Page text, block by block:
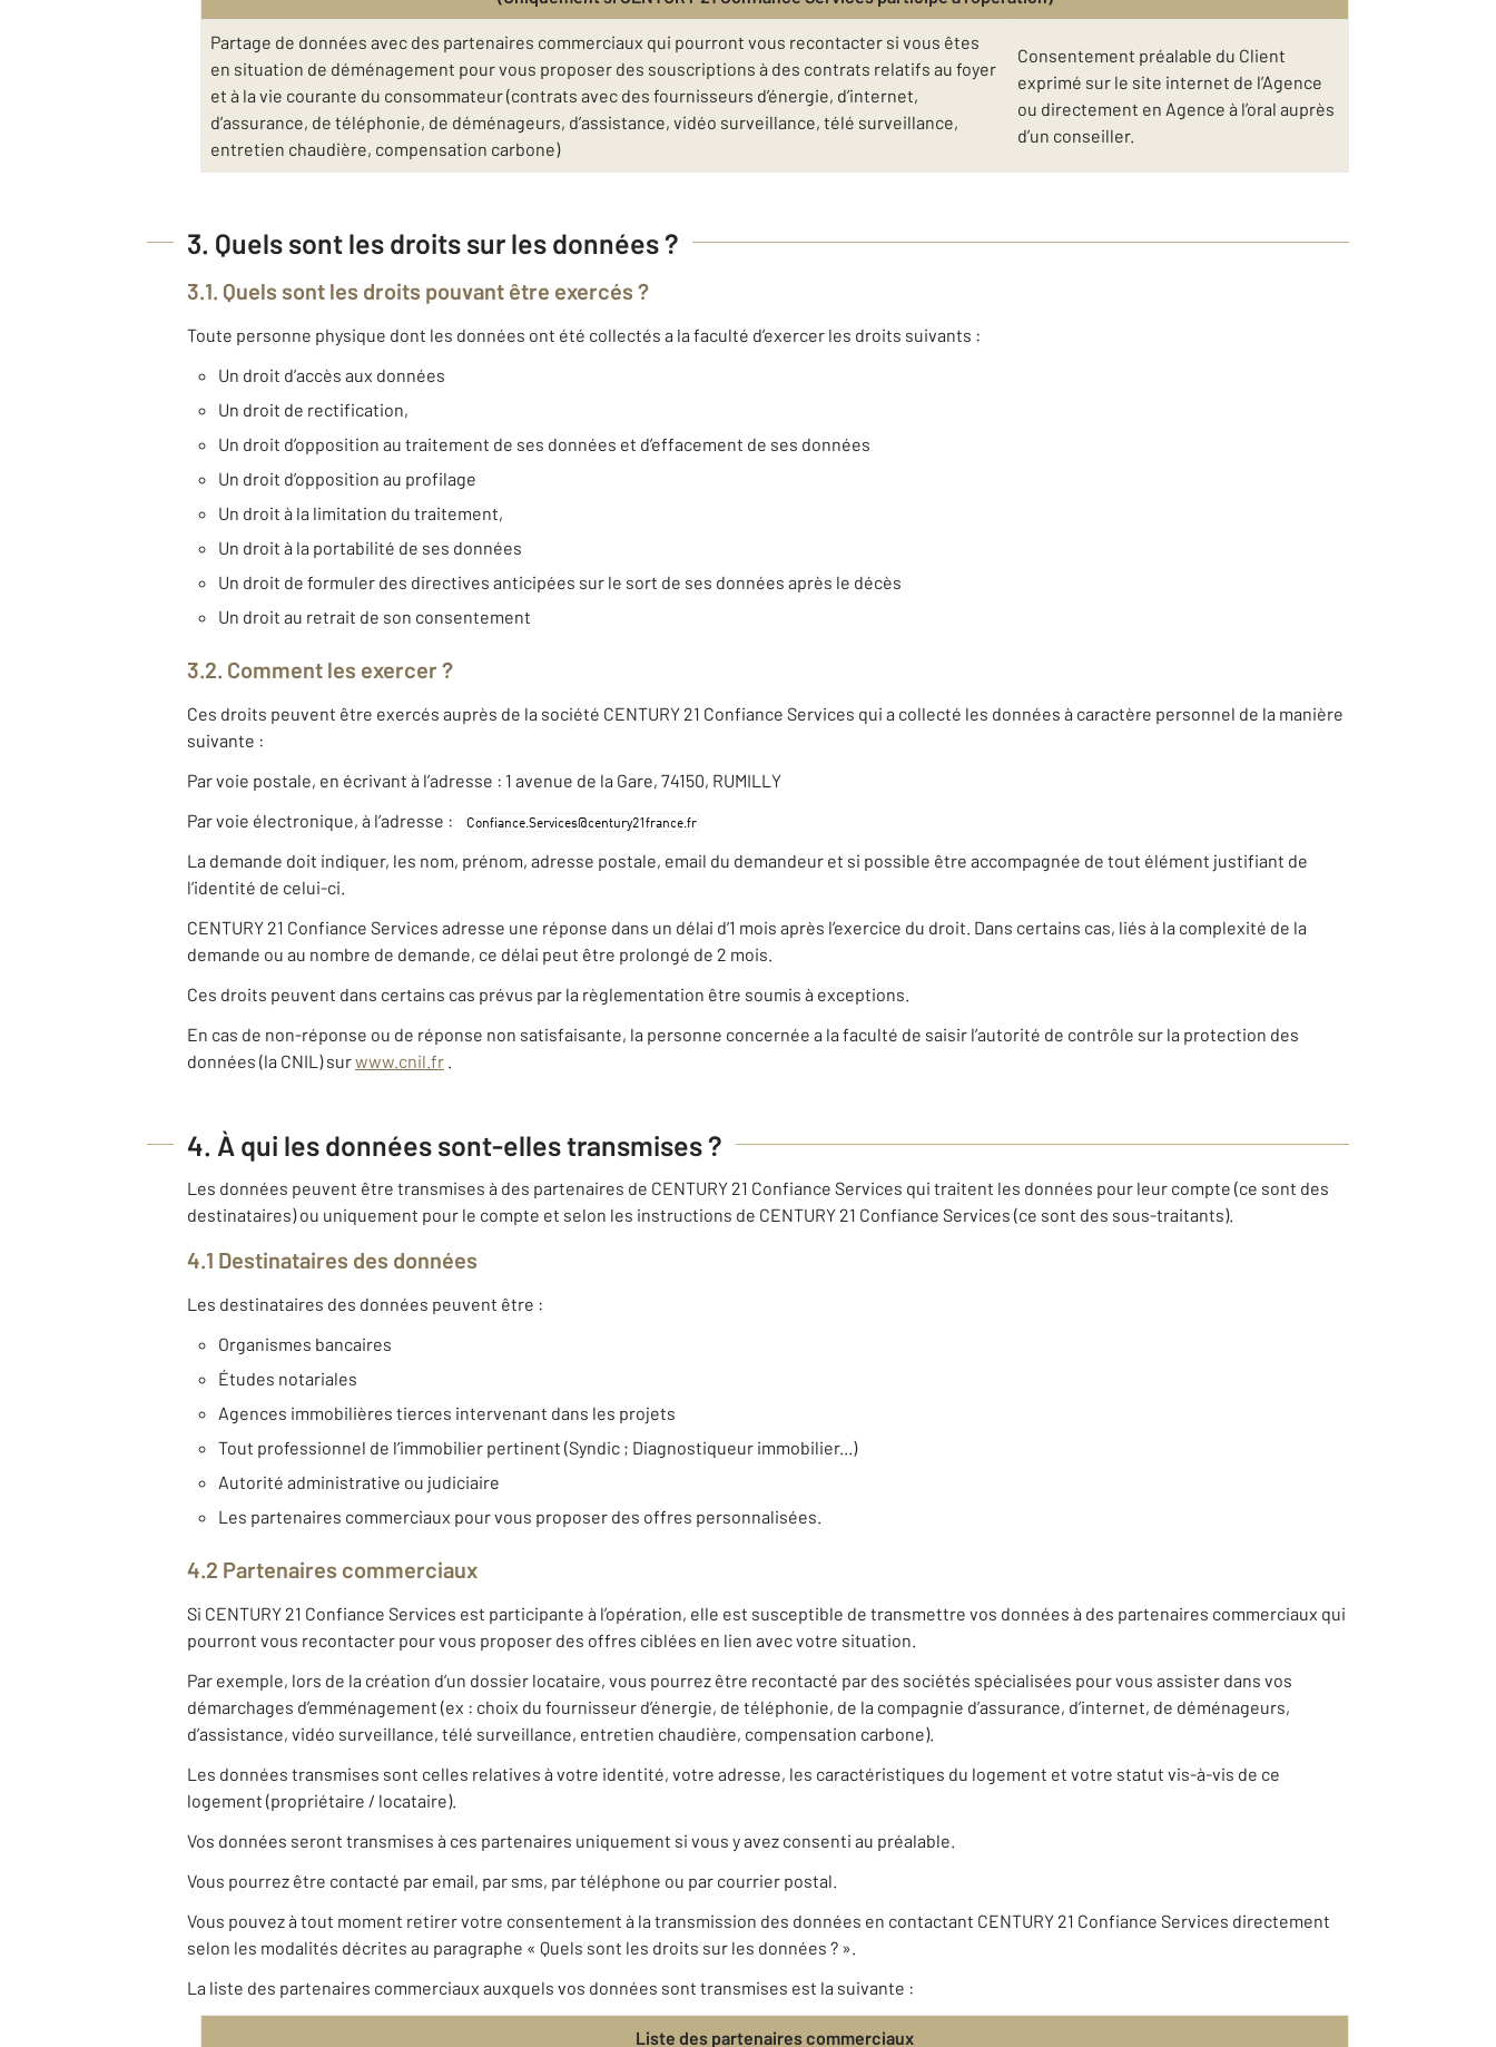
Partage de données avec des partenaires commerciaux qui pourront vous recontacter si vous êtes
en situation de déménagement pour vous proposer des souscriptions à des contrats relatifs au foyer
et à la vie courante du consommateur (contrats avec des fournisseurs d’énergie, d’internet,
d’assurance, de téléphonie, de déménageurs, d’assistance, vidéo surveillance, télé surveillance,
entretien chaudière, compensation carbone)
Consentement préalable du Client
exprimé sur le site internet de l’Agence
ou directement en Agence à l’oral auprès
d’un conseiller.
3. Quels sont les droits sur les données ?
3.1. Quels sont les droits pouvant être exercés ?
Toute personne physique dont les données ont été collectés a la faculté d’exercer les droits suivants :
Un droit d’accès aux données
Un droit de rectification,
Un droit d’opposition au traitement de ses données et d’effacement de ses données
Un droit d’opposition au profilage
Un droit à la limitation du traitement,
Un droit à la portabilité de ses données
Un droit de formuler des directives anticipées sur le sort de ses données après le décès
Un droit au retrait de son consentement
3.2. Comment les exercer ?
Ces droits peuvent être exercés auprès de la société CENTURY 21 Confiance Services qui a collecté les données à caractère personnel de la manière
suivante :
Par voie postale, en écrivant à l’adresse : 1 avenue de la Gare, 74150, RUMILLY
Par voie électronique, à l’adresse :
La demande doit indiquer, les nom, prénom, adresse postale, email du demandeur et si possible être accompagnée de tout élément justifiant de
l’identité de celui-ci.
CENTURY 21 Confiance Services adresse une réponse dans un délai d’1 mois après l’exercice du droit. Dans certains cas, liés à la complexité de la
demande ou au nombre de demande, ce délai peut être prolongé de 2 mois.
Ces droits peuvent dans certains cas prévus par la règlementation être soumis à exceptions.
En cas de non-réponse ou de réponse non satisfaisante, la personne concernée a la faculté de saisir l’autorité de contrôle sur la protection des
données (la CNIL) surwww.cnil.fr
4. À qui les données sont-elles transmises ?
Les données peuvent être transmises à des partenaires de CENTURY 21 Confiance Services qui traitent les données pour leur compte (ce sont des
destinataires) ou uniquement pour le compte et selon les instructions de CENTURY 21 Confiance Services (ce sont des sous-traitants).
4.1 Destinataires des données
Les destinataires des données peuvent être :
Organismes bancaires
Études notariales
Agences immobilières tierces intervenant dans les projets
Tout professionnel de l’immobilier pertinent (Syndic ; Diagnostiqueur immobilier...)
Autorité administrative ou judiciaire
Les partenaires commerciaux pour vous proposer des offres personnalisées.
4.2 Partenaires commerciaux
Si CENTURY 21 Confiance Services est participante à l’opération, elle est susceptible de transmettre vos données à des partenaires commerciaux qui
pourront vous recontacter pour vous proposer des offres ciblées en lien avec votre situation.
Par exemple, lors de la création d’un dossier locataire, vous pourrez être recontacté par des sociétés spécialisées pour vous assister dans vos
démarchages d’emménagement (ex : choix du fournisseur d’énergie, de téléphonie, de la compagnie d’assurance, d’internet, de déménageurs,
d’assistance, vidéo surveillance, télé surveillance, entretien chaudière, compensation carbone).
Les données transmises sont celles relatives à votre identité, votre adresse, les caractéristiques du logement et votre statut vis-à-vis de ce
logement (propriétaire / locataire).
Vos données seront transmises à ces partenaires uniquement si vous y avez consenti au préalable.
Vous pourrez être contacté par email, par sms, par téléphone ou par courrier postal.
Vous pouvez à tout moment retirer votre consentement à la transmission des données en contactant CENTURY 21 Confiance Services directement
selon les modalités décrites au paragraphe « Quels sont les droits sur les données ? ».
La liste des partenaires commerciaux auxquels vos données sont transmises est la suivante :
Liste des partenaires commerciaux